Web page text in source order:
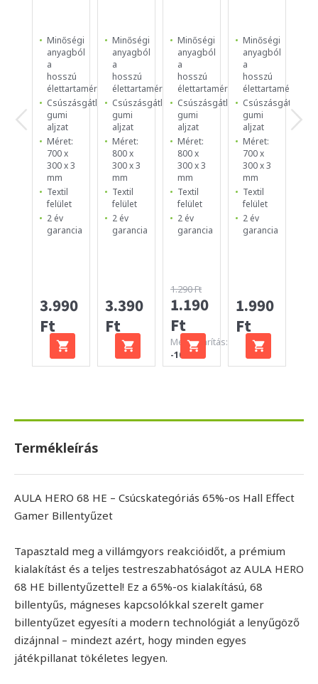
Minőségi
anyagból
a
hosszú
élettartamért
Csúszásgátló
gumi
aljzat
Méret:
700 x
300 x 3
mm
Textil
felület
2 év
garancia
3.990
Ft
Minőségi
anyagból
a
hosszú
élettartamért
Csúszásgátló
gumi
aljzat
Méret:
800 x
300 x 3
mm
Textil
felület
2 év
garancia
3.390
Ft
Minőségi
anyagból
a
hosszú
élettartamért
Csúszásgátló
gumi
aljzat
Méret:
800 x
300 x 3
mm
Textil
felület
2 év
garancia
1.290 Ft
1.190
Ft
Megtakarítás:
-100 Ft
Minőségi
anyagból
a
hosszú
élettartamért
Csúszásgátló
gumi
aljzat
Méret:
700 x
300 x 3
mm
Textil
felület
2 év
garancia
1.990
Ft
Termékleírás
AULA HERO 68 HE – Csúcskategóriás 65%-os Hall Effect
Gamer Billentyűzet
Tapasztald meg a villámgyors reakcióidőt, a prémium
kialakítást és a teljes testreszabhatóságot az AULA HERO
68 HE billentyűzettel! Ez a 65%-os kialakítású, 68
billentyűs, mágneses kapcsolókkal szerelt gamer
billentyűzet egyesíti a modern technológiát a lenyűgöző
dizájnnal – mindezt azért, hogy minden egyes
játékpillanat tökéletes legyen.